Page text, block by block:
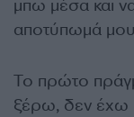
μπω μέσα και
αποτύπωμά
Το πρώτο
ξέρω, δεν έχω